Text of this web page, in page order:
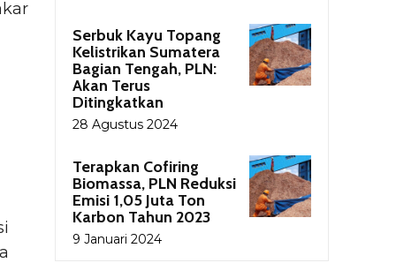
Serbuk Kayu Topang
Kelistrikan Sumatera
Bagian Tengah, PLN:
Akan Terus
Ditingkatkan
28 Agustus 2024
Terapkan Cofiring
Biomassa, PLN Reduksi
Emisi 1,05 Juta Ton
Karbon Tahun 2023
9 Januari 2024